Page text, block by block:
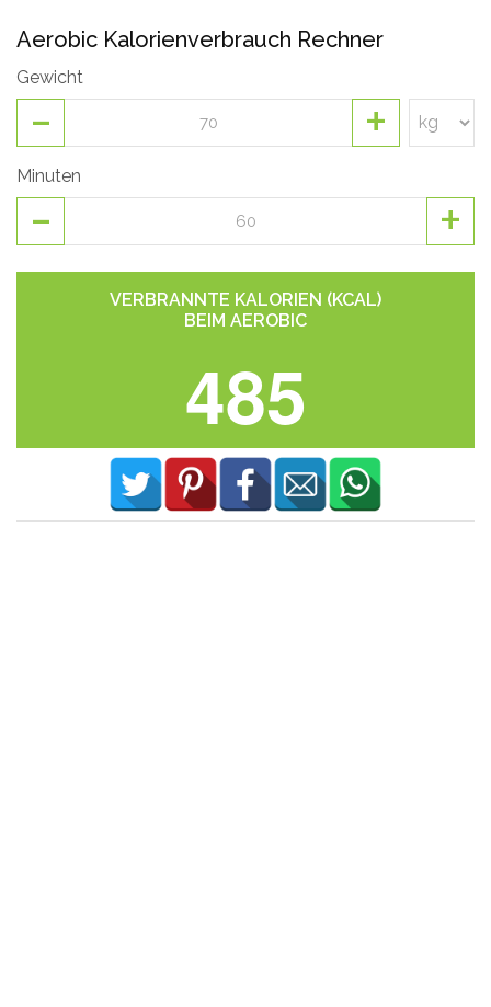
Aerobic Kalorienverbrauch Rechner
Gewicht
- +
Minuten
- +
VERBRANNTE KALORIEN (KCAL)
BEIM AEROBIC
485